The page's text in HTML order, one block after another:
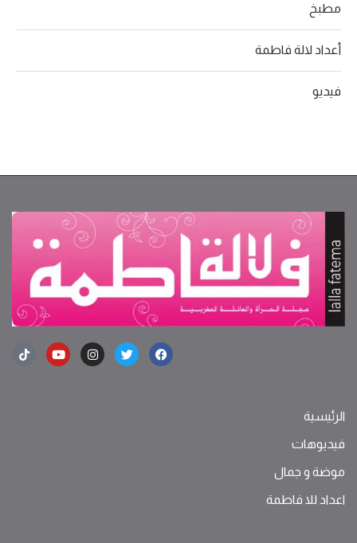
مطبخ
أعداد لالة فاطمة
فيديو
الرئيسية
فيديوهات
موضة ‫و‬ ‫‬‫جمال‬
اعداد للا فاطمة